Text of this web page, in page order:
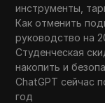
инструменты,
Как отменить
руководство на
Студенческая
накопить и
ChatGPT сейчас
год